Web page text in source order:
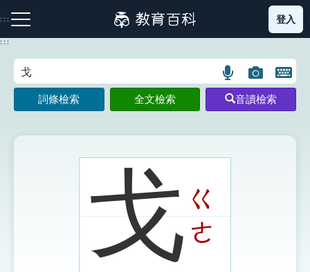
到
主
:::
注音索引圖示 筆畫索引圖示 部首索引表圖示
登入
:::
語
言
搜
示
圖
片
搜
開
鍵
圖
詞條檢索 全文檢索 音讀檢索
戈ㄍ
ㄜ